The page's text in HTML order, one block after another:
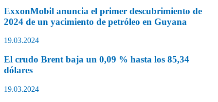
ExxonMobil anuncia el primer descubrimiento de
2024 de un yacimiento de petróleo en Guyana
19.03.2024
El crudo Brent baja un 0,09 % hasta los 85,34
dólares
19.03.2024